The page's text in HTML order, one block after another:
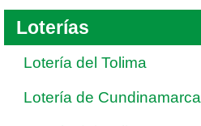
Loterías
Lotería del Tolima
Lotería de Cundinamarca